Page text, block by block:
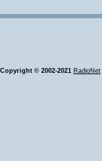
Copyright © 2002-2021 RadioNet